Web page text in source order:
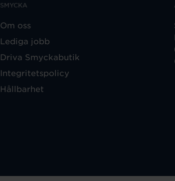
SMYCKA
Om oss
Lediga jobb
Driva Smyckabutik
Integritetspolicy
Hållbarhet